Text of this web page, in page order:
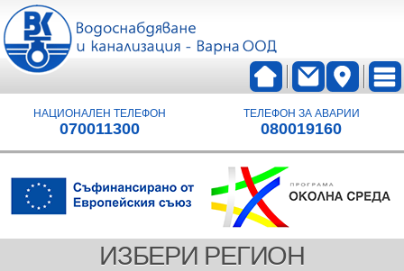
НАЦИОНАЛЕН ТЕЛЕФОН
070011300
ТЕЛЕФОН ЗА АВАРИИ
080019160
ИЗБЕРИ РЕГИОН